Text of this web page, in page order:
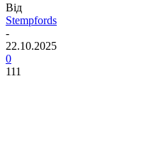
Від
Stempfords
-
22.10.2025
0
111